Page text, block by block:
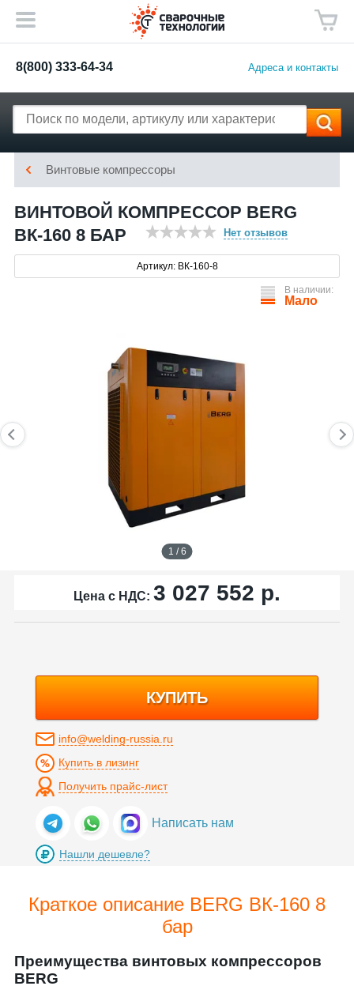
8(800) 333-64-34 Адреса и контакты
Винтовые компрессоры
ВИНТОВОЙ КОМПРЕССОР BERG
ВК-160 8 БАР
Нет отзывов
Артикул: ВК-160-8
В наличии:
Мало
1 / 6
Цена с НДС: 3 027 552 р.
КУПИТЬ
info@welding-russia.ru
Купить в лизинг
Получить прайс-лист
Написать нам
Нашли дешевле?
Краткое описание BERG ВК-160 8
бар
Преимущества винтовых компрессоров
BERG